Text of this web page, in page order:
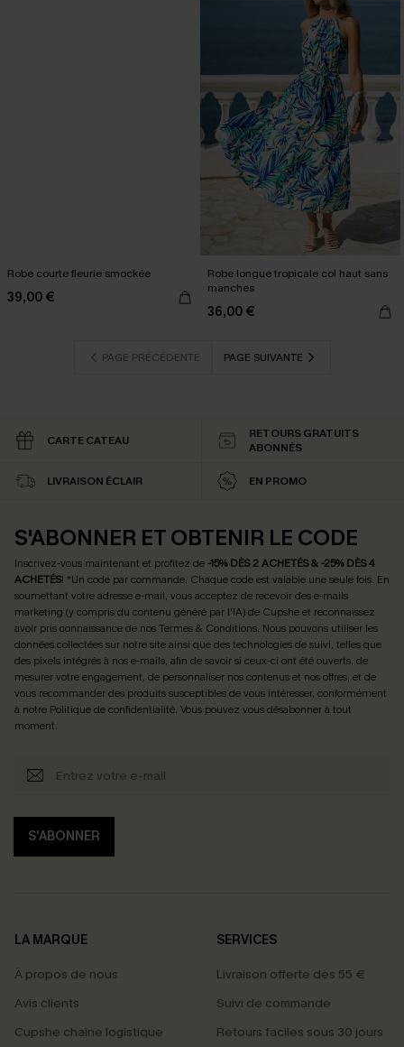
Robe courte fleurie smockée
39,00 €
Robe longue tropicale col haut sans
manches
36,00 €
PAGE PRÉCÉDENTE PAGE SUIVANTE
CARTE CATEAU
RETOURS GRATUITS
ABONNÉS
LIVRAISON ÉCLAIR EN PROMO
S'ABONNER ET OBTENIR LE CODE
Inscrivez-vous maintenant et profitez de -15% DÈS 2 ACHETÉS & -25% DÈS 4
ACHETÉS! *Un code par commande. Chaque code est valable une seule fois. En
soumettant votre adresse e-mail, vous acceptez de recevoir des e-mails
marketing (y compris du contenu généré par l'IA) de Cupshe et reconnaissez
avoir pris connaissance de nosTermes & Conditions. Nous pouvons utiliser les
données collectées sur notre site ainsi que des technologies de suivi, telles que
des pixels intégrés à nos e-mails, afin de savoir si ceux-ci ont été ouverts, de
mesurer votre engagement, de personnaliser nos contenus et nos offres, et de
vous recommander des produits susceptibles de vous intéresser, conformément
à notre Politique de confidentialité. Vous pouvez vous désabonner à tout
moment.
S'ABONNER
LA MARQUE
À propos de nous
Avis clients
Cupshe chaîne logistique
SERVICES
Livraison offerte dès 55 €
Suivi de commande
Retours faciles sous 30 jours